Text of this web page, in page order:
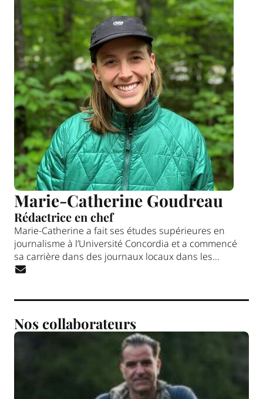
Marie-Catherine Goudreau
Rédactrice en chef
Marie-Catherine a fait ses études supérieures en
journalisme à l’Université Concordia et a commencé
sa carrière dans des journaux locaux dans les
Laurentides. Elle a remporté plusieurs prix pour ses
Nos collaborateurs